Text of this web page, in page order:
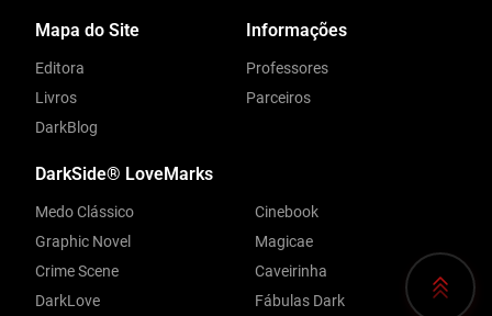
Mapa do Site
Editora
Livros
DarkBlog
Informações
Professores
Parceiros
DarkSide® LoveMarks
Medo Clássico
Graphic Novel
Crime Scene
DarkLove
Cinebook
Magicae
Caveirinha
Fábulas Dark